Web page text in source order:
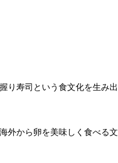
り寿司という食文化を生み出
外から卵を美味しく食べる文